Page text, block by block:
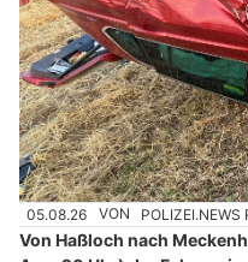
05.08.26 VON POLIZEI.NEWS
Von Haßloch nach